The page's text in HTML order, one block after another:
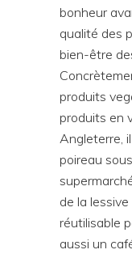
bonheur
qualité des
bien-être
produits
produits en
Angleterre,
poireau
de la
réutilisable
aussi un